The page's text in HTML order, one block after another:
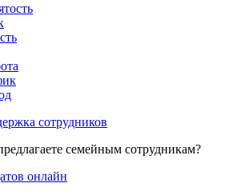
сотрудников
семейным сотрудникам?
онлайн